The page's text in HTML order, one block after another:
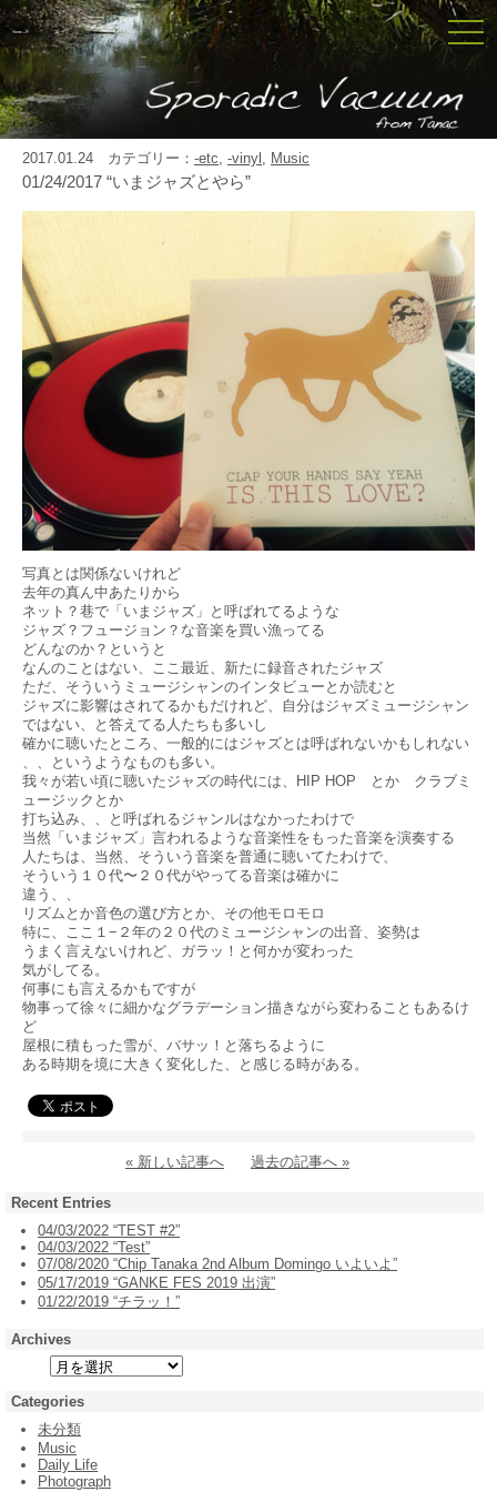
2017.01.24 カテゴリー： -etc, -vinyl , Music
01/24/2017 “いまジャズとやら”
写真とは関係ないけれど
去年の真ん中あたりから
ネット？巷で「いまジャズ」と呼ばれてるような
ジャズ？フュージョン？な音楽を買い漁ってる
どんなのか？というと
なんのことはない、ここ最近、新たに録音されたジャズ
ただ、そういうミュージシャンのインタビューとか読むと
ジャズに影響はされてるかもだけれど、自分はジャズミュージシャン
ではない、と答えてる人たちも多いし
確かに聴いたところ、一般的にはジャズとは呼ばれないかもしれない
、、というようなものも多い。
我々が若い頃に聴いたジャズの時代には、HIP HOP とか クラブミ
ュージックとか
打ち込み、、と呼ばれるジャンルはなかったわけで
当然「いまジャズ」言われるような音楽性をもった音楽を演奏する
人たちは、当然、そういう音楽を普通に聴いてたわけで、
そういう１０代〜２０代がやってる音楽は確かに
違う、、
リズムとか音色の選び方とか、その他モロモロ
特に、ここ１−２年の２０代のミュージシャンの出音、姿勢は
うまく言えないけれど、ガラッ！と何かが変わった
気がしてる。
何事にも言えるかもですが
物事って徐々に細かなグラデーション描きながら変わることもあるけ
ど
屋根に積もった雪が、バサッ！と落ちるように
ある時期を境に大きく変化した、と感じる時がある。
« 新しい記事へ 過去の記事へ »
Recent Entries
04/03/2022 “TEST #2”
04/03/2022 “Test”
07/08/2020 “Chip Tanaka 2nd Album Domingo いよいよ”
05/17/2019 “GANKE FES 2019 出演”
01/22/2019 “チラッ！”
Archives
Categories
未分類
Music
Daily Life
Photograph